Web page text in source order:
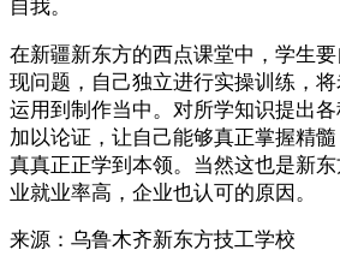
自我。
在新疆新东方的西点课堂中，学生
现问题，自己独立进行实操训练，
运用到制作当中。对所学知识提出
加以论证，让自己能够真正掌握精髓
真真正正学到本领。当然这也是新
业就业率高，企业也认可的原因。
来源： 乌鲁木齐新东方技工学校